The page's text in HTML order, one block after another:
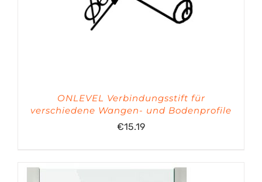
ONLEVEL Verbindungsstift für
verschiedene Wangen- und Bodenprofile
€15.19